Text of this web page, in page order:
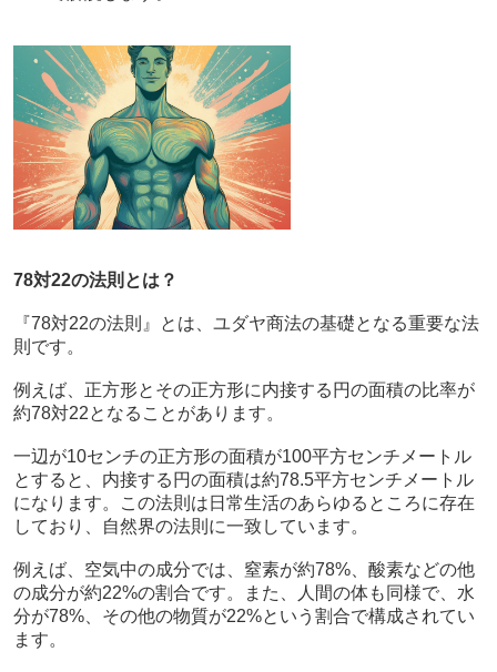
78対22の法則とは？
『78対22の法則』とは、ユダヤ商法の基礎となる重要な法
則です。
例えば、正方形とその正方形に内接する円の面積の比率が
約78対22となることがあります。
一辺が10センチの正方形の面積が100平方センチメートル
とすると、内接する円の面積は約78.5平方センチメートル
になります。この法則は日常生活のあらゆるところに存在
しており、自然界の法則に一致しています。
例えば、空気中の成分では、窒素が約78%、酸素などの他
の成分が約22%の割合です。また、人間の体も同様で、水
分が78%、その他の物質が22%という割合で構成されてい
ます。